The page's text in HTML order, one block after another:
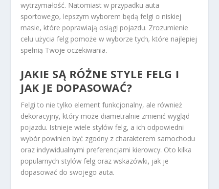
wytrzymałość. Natomiast w przypadku auta
sportowego, lepszym wyborem będą felgi o niskiej
masie, które poprawiają osiągi pojazdu. Zrozumienie
celu użycia felg pomoże w wyborze tych, które najlepiej
spełnią Twoje oczekiwania.
JAKIE SĄ RÓŻNE STYLE FELG I
JAK JE DOPASOWAĆ?
Felgi to nie tylko element funkcjonalny, ale również
dekoracyjny, który może diametralnie zmienić wygląd
pojazdu. Istnieje wiele stylów felg, a ich odpowiedni
wybór powinien być zgodny z charakterem samochodu
oraz indywidualnymi preferencjami kierowcy. Oto kilka
popularnych stylów felg oraz wskazówki, jak je
dopasować do swojego auta.